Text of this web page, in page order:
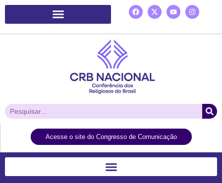
Acesse o site do Congresso de Comunicação